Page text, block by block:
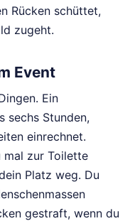
Rücken schüttet,
zugeht.
Event
Ein
sechs Stunden,
einrechnet.
mal zur Toilette
Platz weg. Du
gestraft, wenn du